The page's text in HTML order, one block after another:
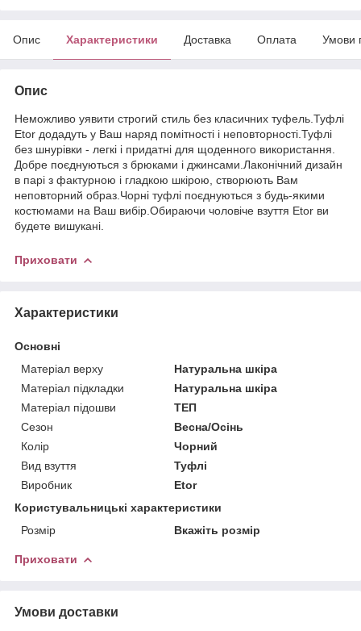
Опис Характеристики Доставка Оплата Умови
Опис
Неможливо уявити строгий стиль без класичних туфель.Туфлі
Etor додадуть у Ваш наряд помітності і неповторності.Туфлі
без шнурівки - легкі і придатні для щоденного використання.
Добре поєднуються з брюками і джинсами.Лаконічний дизайн
в парі з фактурною і гладкою шкірою, створюють Вам
неповторний образ.Чорні туфлі поєднуються з будь-якими
костюмами на Ваш вибір.Обираючи чоловіче взуття Etor ви
будете вишукані.
Приховати
Характеристики
Основні
Матеріал верху
Натуральна шкіра
Матеріал підкладки
Натуральна шкіра
Матеріал підошви
ТЕП
Сезон
Весна/Осінь
Колір
Чорний
Вид взуття
Туфлі
Виробник
Etor
Користувальницькі характеристики
Розмір
Вкажіть розмір
Приховати
Умови доставки